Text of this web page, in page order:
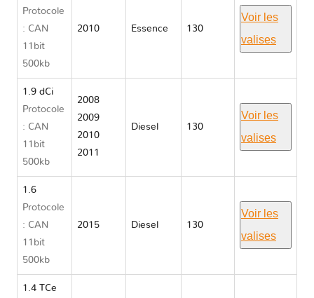
Protocole
: CAN
11bit
500kb
2010 Essence 130
Voir les
valises
1.9 dCi
Protocole
: CAN
11bit
500kb
2008
2009
2010
2011
Diesel 130
Voir les
valises
1.6
Protocole
: CAN
11bit
500kb
2015 Diesel 130
Voir les
valises
1.4 TCe